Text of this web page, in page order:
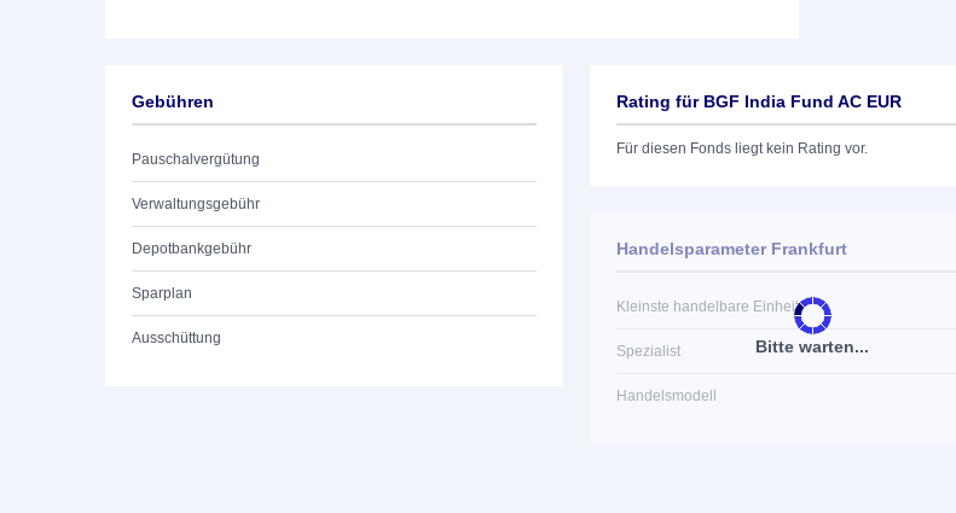
Gebühren
Pauschalvergütung
Verwaltungsgebühr
Depotbankgebühr
Sparplan
Ausschüttung
Rating für BGF India Fund AC EUR
Für diesen Fonds liegt kein Rating vor.
Bitte warten...
Handelsparameter Frankfurt
Kleinste handelbare Einheit
Spezialist
Handelsmodell